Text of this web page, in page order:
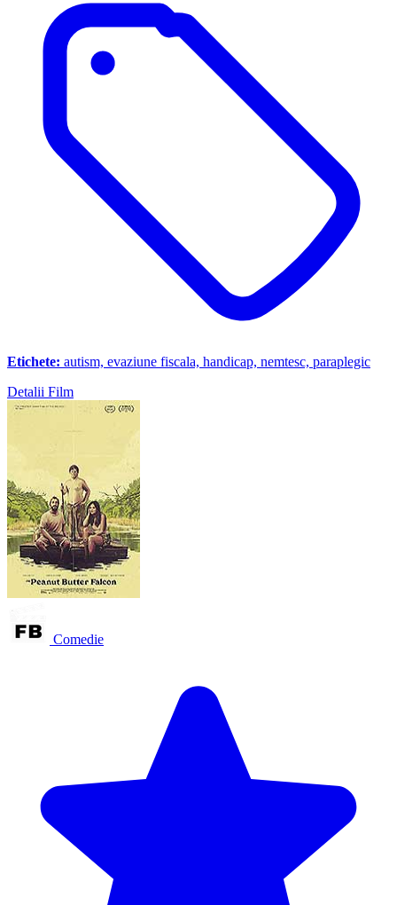
Etichete: autism, evaziune fiscala, handicap, nemtesc, paraplegic
Detalii Film
Comedie